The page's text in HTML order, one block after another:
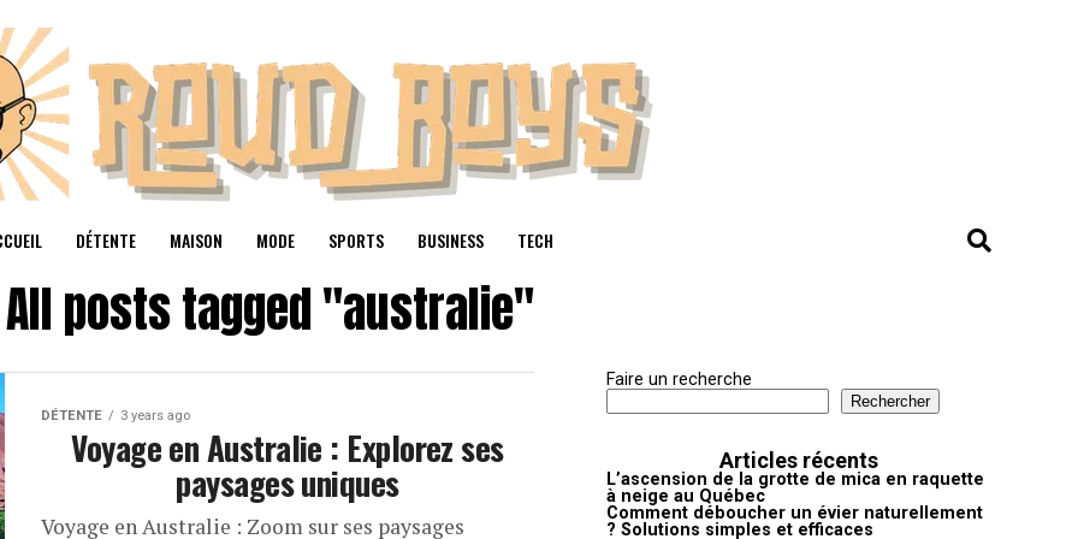
DÉTENTE MAISON MODE SPORTS BUSINESS TECH
All posts tagged "australie"
DÉTENTE 3 years ago
Voyage en Australie : Explorez ses
paysages uniques
Voyage en Australie : Zoom sur ses paysages
Faire un recherche
Rechercher
Articles récents
L’ascension de la grotte de mica en raquette
à neige au Québec
Comment déboucher un évier naturellement
? Solutions simples et efficaces